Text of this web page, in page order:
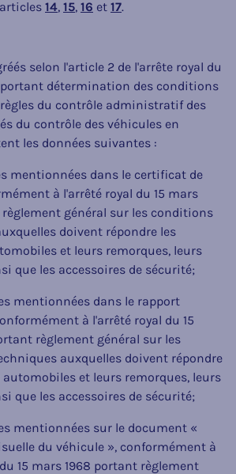
14, 15, 16 et 17.
selon l'article 2 de l'arrête royal du
portant détermination des conditions
du contrôle administratif des
du contrôle des véhicules en
les données suivantes :
mentionnées dans le certificat de
à l'arrêté royal du 15 mars
général sur les conditions
doivent répondre les
et leurs remorques, leurs
que les accessoires de sécurité;
mentionnées dans le rapport
à l'arrêté royal du 15
règlement général sur les
auxquelles doivent répondre
automobiles et leurs remorques, leurs
que les accessoires de sécurité;
mentionnées sur le document «
du véhicule », conformément à
15 mars 1968 portant règlement